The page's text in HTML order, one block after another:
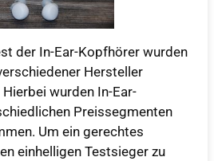
der In-Ear-Kopfhörer wurden
Hersteller
wurden In-Ear-
Preissegmenten
Um ein gerechtes
einhelligen Testsieger zu